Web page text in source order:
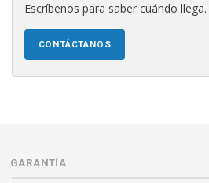
Escríbenos para saber cuándo llega.
CONTÁCTANOS
GARANTÍA